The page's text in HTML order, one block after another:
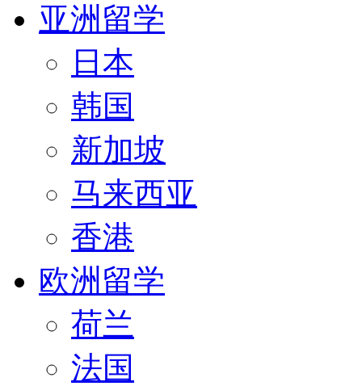
亚洲留学
日本
韩国
新加坡
马来西亚
香港
欧洲留学
荷兰
法国